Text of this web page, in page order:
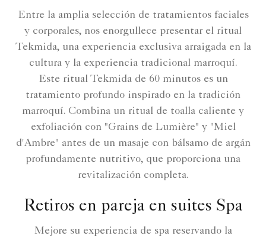
Entre la amplia selección de tratamientos faciales
y corporales, nos enorgullece presentar el ritual
Tekmida, una experiencia exclusiva arraigada en la
cultura y la experiencia tradicional marroquí.
Este ritual Tekmida de 60 minutos es un
tratamiento profundo inspirado en la tradición
marroquí. Combina un ritual de toalla caliente y
exfoliación con "Grains de Lumière" y "Miel
d'Ambre" antes de un masaje con bálsamo de argán
profundamente nutritivo, que proporciona una
revitalización completa.
Retiros en pareja en suites Spa
Mejore su experiencia de spa reservando la